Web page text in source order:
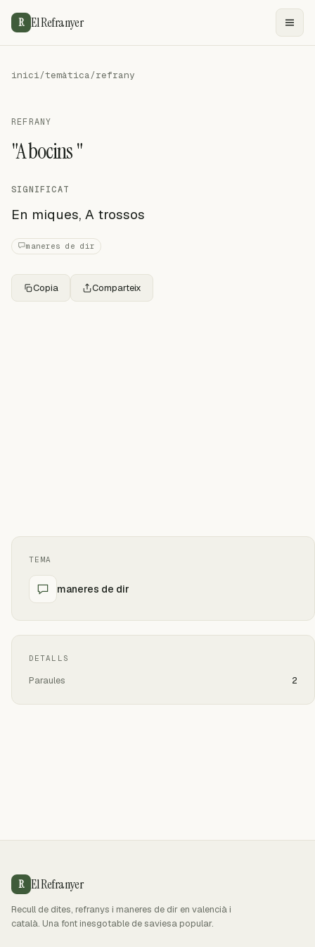
R El Refranyer
inici/temàtica/refrany
REFRANY
"A bocins "
SIGNIFICAT
En miques, A trossos
maneres de dir
Copia Comparteix
TEMA
maneres de dir
DETALLS
Paraules 2
R El Refranyer
Recull de dites, refranys i maneres de dir en valencià i
català. Una font inesgotable de saviesa popular.